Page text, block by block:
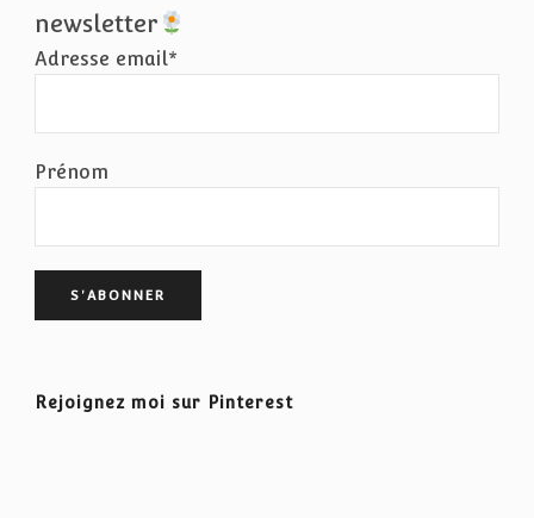
newsletter
Adresse email*
Prénom
Rejoignez moi sur Pinterest